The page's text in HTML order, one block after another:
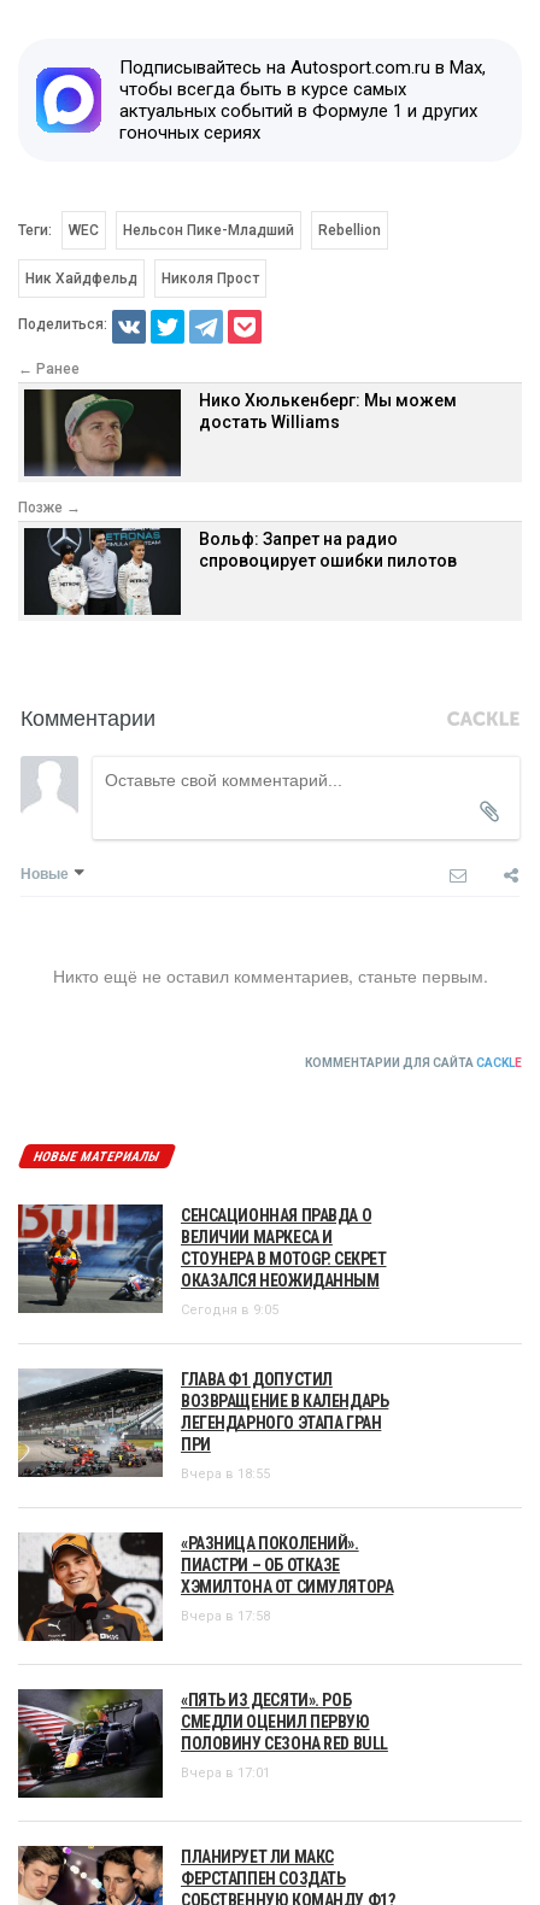
Подписывайтесь на Autosport.com.ru в Max,
чтобы всегда быть в курсе самых
актуальных событий в Формуле 1 и других
гоночных сериях
Теги: WEC Нельсон Пике-Младший Rebellion
Ник Хайдфельд Николя Прост
Поделиться:
← Ранее
Нико Хюлькенберг: Мы можем
достать Williams
Позже →
Вольф: Запрет на радио
спровоцирует ошибки пилотов
Комментарии
Новые
Никто ещё не оставил комментариев, станьте первым.
КОММЕНТАРИИ ДЛЯ САЙТА CACKLE
НОВЫЕ МАТЕРИАЛЫ
СЕНСАЦИОННАЯ ПРАВДА О
ВЕЛИЧИИ МАРКЕСА И
СТОУНЕРА В MOTOGP. СЕКРЕТ
ОКАЗАЛСЯ НЕОЖИДАННЫМ
Сегодня в 9:05
ГЛАВА Ф1 ДОПУСТИЛ
ВОЗВРАЩЕНИЕ В КАЛЕНДАРЬ
ЛЕГЕНДАРНОГО ЭТАПА ГРАН
ПРИ
Вчера в 18:55
«РАЗНИЦА ПОКОЛЕНИЙ».
ПИАСТРИ – ОБ ОТКАЗЕ
ХЭМИЛТОНА ОТ СИМУЛЯТОРА
Вчера в 17:58
«ПЯТЬ ИЗ ДЕСЯТИ». РОБ
СМЕДЛИ ОЦЕНИЛ ПЕРВУЮ
ПОЛОВИНУ СЕЗОНА RED BULL
Вчера в 17:01
ПЛАНИРУЕТ ЛИ МАКС
ФЕРСТАППЕН СОЗДАТЬ
СОБСТВЕННУЮ КОМАНДУ Ф1?